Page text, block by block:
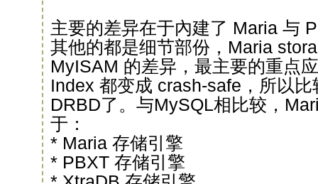
主要的差异在于內建了 Maria 与
其他的都是细节部份，Maria
MyISAM 的差异，最主要的重点
Index 都变成 crash-safe，所以
DRBD了。与MySQL相比较，
于：
* Maria 存储引擎
* PBXT 存储引擎